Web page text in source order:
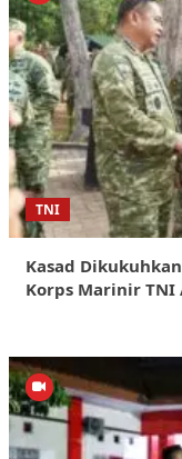
TNI
Kasad
Korps Marinir TNI